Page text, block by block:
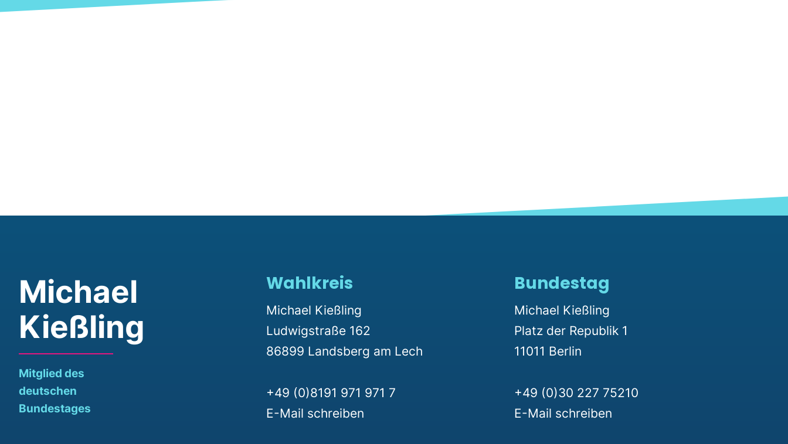
Michael
Kießling
Mitglied des
deutschen
Bundestages
Wahlkreis
Michael Kießling
Ludwigstraße 162
86899 Landsberg am Lech
+49 (0)8191 971 971 7
E-Mail schreiben
Bundestag
Michael Kießling
Platz der Republik 1
11011 Berlin
+49 (0)30 227 75210
E-Mail schreiben